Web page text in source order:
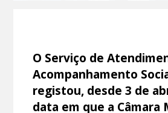
O Serviço de
Acompanhamento
registou, desde 3 de
data em que a Câmara